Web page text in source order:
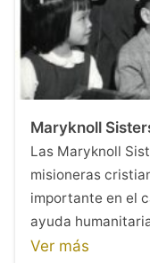
Maryknoll
Las Maryknoll
misioneras
importante en el
ayuda
Ver más